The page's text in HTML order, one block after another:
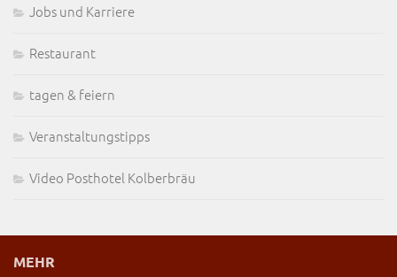
Jobs und Karriere
Restaurant
tagen & feiern
Veranstaltungstipps
Video Posthotel Kolberbräu
MEHR